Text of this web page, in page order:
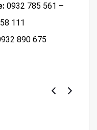
0932 785 561 –
111
890 675